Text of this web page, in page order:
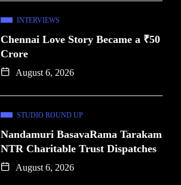
INTERVIEWS
Chennai Love Story Became a ₹50
Crore
August 6, 2026
STUDIO ROUND UP
Nandamuri BasavaRama Tarakam
NTR Charitable Trust Dispatches
August 6, 2026